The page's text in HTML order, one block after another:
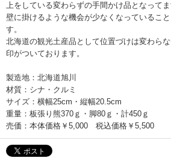
上をしている変わらずの手間かけ品となってま
壁に掛けるような機会が少なくなっているこ
す。
北海道の観光土産品として位置づけは変わら
印がついております。
製造地：北海道旭川
材質：シナ・クルミ
サイズ：横幅25cm・縦幅20.5cm
重量：板張り熊370ｇ・脚80ｇ・計450ｇ
売価：本体価格￥5,000 税込価格￥5,500